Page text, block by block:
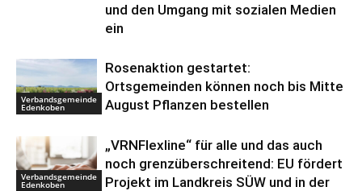
und den Umgang mit sozialen Medien
ein
Verbandsgemeinde
Edenkoben
Rosenaktion gestartet:
Ortsgemeinden können noch bis Mitte
August Pflanzen bestellen
Verbandsgemeinde
Edenkoben
„VRNFlexline“ für alle und das auch
noch grenzüberschreitend: EU fördert
Projekt im Landkreis SÜW und in der